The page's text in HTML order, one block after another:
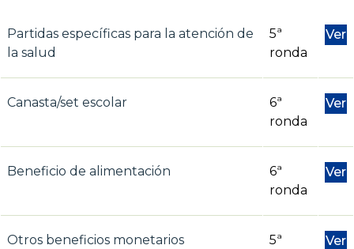
Partidas específicas para la atención de
la salud
5ª
ronda
Ver
Canasta/set escolar
6ª
ronda
Ver
Beneficio de alimentación
6ª
ronda
Ver
Otros beneficios monetarios
5ª
Ver